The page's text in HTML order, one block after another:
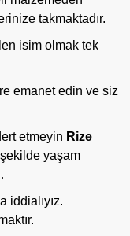
takmaktadır.
isim olmak tek
emanet edin ve siz
etmeyin Rize
yaşam
iddialıyız.